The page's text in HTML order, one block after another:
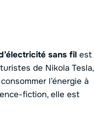
sans filest
de Nikola Tesla,
l’énergie à
fiction, elle est